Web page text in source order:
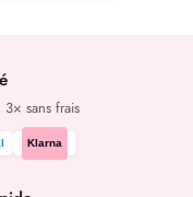
3× sans frais
Klarna